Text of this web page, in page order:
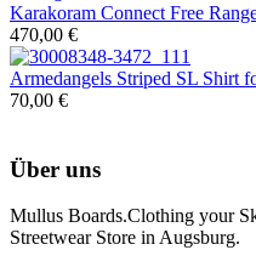
Karakoram Connect Free
470,00 €
Armedangels Striped SL Shirt
70,00 €
Über uns
Mullus Boards.Clothing your
Streetwear Store in Augsburg.